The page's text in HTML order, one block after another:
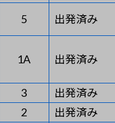
5 出発済み
1A 出発済み
3 出発済み
2 出発済み